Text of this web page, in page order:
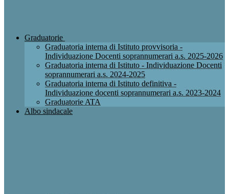
Graduatorie
Graduatoria interna di Istituto provvisoria -
Individuazione Docenti soprannumerari a.s. 2025-2026
Graduatoria interna di Istituto - Individuazione Docenti
soprannumerari a.s. 2024-2025
Graduatoria interna di Istituto definitiva -
Individuazione docenti soprannumerari a.s. 2023-2024
Graduatorie ATA
Albo sindacale